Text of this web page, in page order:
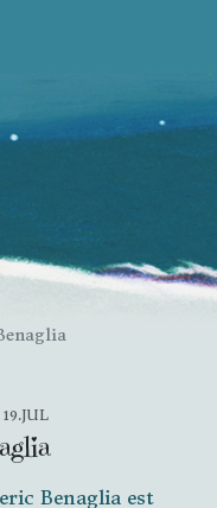
19.JUL
Benaglia est